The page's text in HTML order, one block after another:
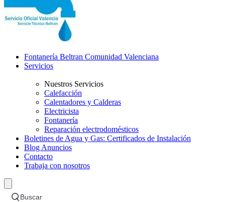
Fontanería Beltran Comunidad Valenciana
Servicios
Nuestros Servicios
Calefacción
Calentadores y Calderas
Electricista
Fontanería
Reparación electrodomésticos
Boletines de Agua y Gas: Certificados de Instalación
Blog Anuncios
Contacto
Trabaja con nosotros
Buscar